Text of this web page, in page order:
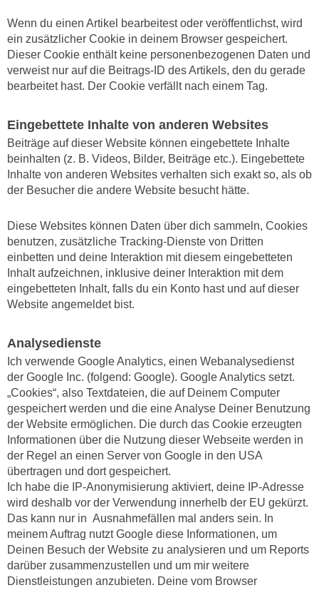
Wenn du einen Artikel bearbeitest oder veröffentlichst, wird
ein zusätzlicher Cookie in deinem Browser gespeichert.
Dieser Cookie enthält keine personenbezogenen Daten und
verweist nur auf die Beitrags-ID des Artikels, den du gerade
bearbeitet hast. Der Cookie verfällt nach einem Tag.
Eingebettete Inhalte von anderen Websites
Beiträge auf dieser Website können eingebettete Inhalte
beinhalten (z. B. Videos, Bilder, Beiträge etc.). Eingebettete
Inhalte von anderen Websites verhalten sich exakt so, als ob
der Besucher die andere Website besucht hätte.
Diese Websites können Daten über dich sammeln, Cookies
benutzen, zusätzliche Tracking-Dienste von Dritten
einbetten und deine Interaktion mit diesem eingebetteten
Inhalt aufzeichnen, inklusive deiner Interaktion mit dem
eingebetteten Inhalt, falls du ein Konto hast und auf dieser
Website angemeldet bist.
Analysedienste
Ich verwende Google Analytics, einen Webanalysedienst
der Google Inc. (folgend: Google). Google Analytics setzt.
„Cookies“, also Textdateien, die auf Deinem Computer
gespeichert werden und die eine Analyse Deiner Benutzung
der Website ermöglichen. Die durch das Cookie erzeugten
Informationen über die Nutzung dieser Webseite werden in
der Regel an einen Server von Google in den USA
übertragen und dort gespeichert.
Ich habe die IP-Anonymisierung aktiviert, deine IP-Adresse
wird deshalb vor der Verwendung innerhelb der EU gekürzt.
Das kann nur in Ausnahmefällen mal anders sein. In
meinem Auftrag nutzt Google diese Informationen, um
Deinen Besuch der Website zu analysieren und um Reports
darüber zusammenzustellen und um mir weitere
Dienstleistungen anzubieten. Deine vom Browser